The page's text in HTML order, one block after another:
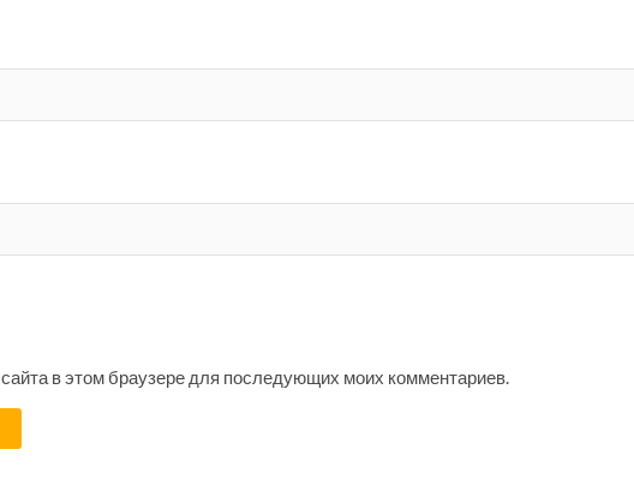
в этом браузере для последующих моих комментариев.